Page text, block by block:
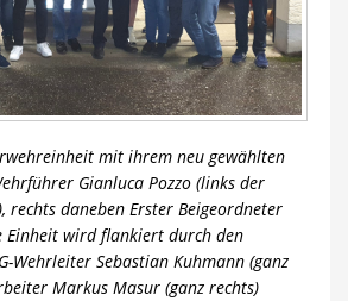
mit ihrem neu gewählten
Gianluca Pozzo (links der
rechts daneben Erster Beigeordneter
Einheit wird flankiert durch den
Wehrleiter Sebastian Kuhmann (ganz
Markus Masur (ganz rechts)